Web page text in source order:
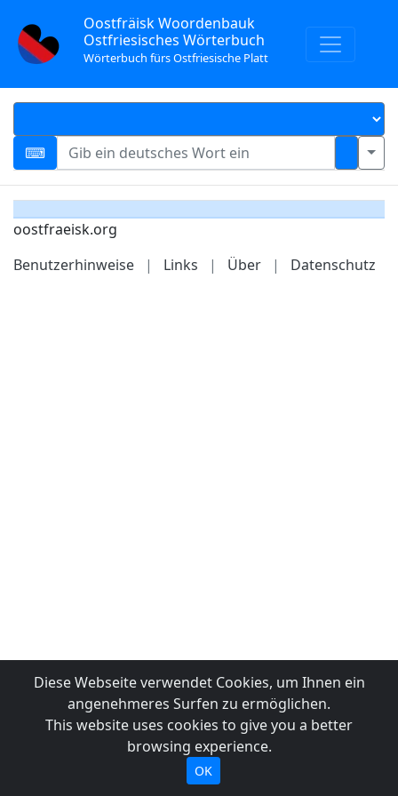
Oostfräisk Woordenbauk
Ostfriesisches Wörterbuch
Wörterbuch fürs Ostfriesische Platt
oostfraeisk.org
Benutzerhinweise
| Links | Über | Datenschutz
Diese Webseite verwendet Cookies, um Ihnen ein
angenehmeres Surfen zu ermöglichen.
This website uses cookies to give you a better
browsing experience.
OK